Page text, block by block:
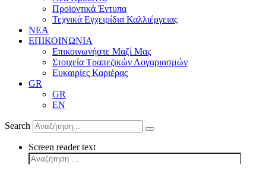
Προϊοντικά Έντυπα
Τεχνικά Εγχειρίδια Καλλιέργειας
ΝΕΑ
ΕΠΙΚΟΙΝΩΝΙΑ
Επικοινωνήστε Μαζί Μας
Στοιχεία Τραπεζικών Λογαριασμών
Ευκαιρίες Καριέρας
GR
GR
EN
Search
Screen reader text